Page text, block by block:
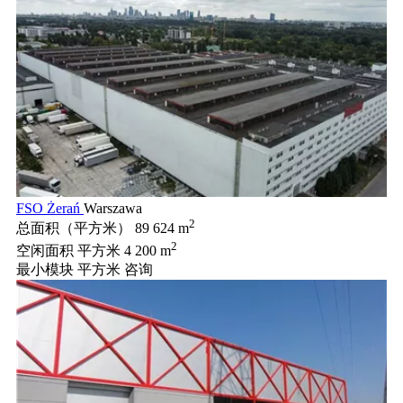
FSO Żerań Warszawa
总面积（平方米）
89 624 m2
空闲面积 平方米 4 200 m2
最小模块 平方米 咨询